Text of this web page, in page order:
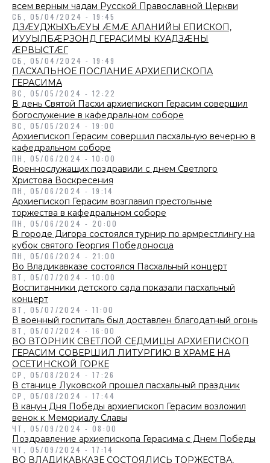
всем верным чадам Русской Православной Церкви
СБ, 05/04/2024 - 19:45
ДЗÆУДЖЫХЪÆУЫ ÆМÆ АЛАНИЙЫ ЕПИСКОП,
ИУУЫЛБÆРЗОНД ГЕРАСИМЫ КУАДЗÆНЫ
ÆРВЫСТÆГ
СБ, 05/04/2024 - 19:49
ПАСХАЛЬНОЕ ПОСЛАНИЕ АРХИЕПИСКОПА
ГЕРАСИМА
ВС, 05/05/2024 - 12:22
В день Святой Пасхи архиепископ Герасим совершил
богослужение в кафедральном соборе
ВС, 05/05/2024 - 19:00
Архиепископ Герасим совершил пасхальную вечерню в
кафедральном соборе
ПН, 05/06/2024 - 10:00
Военнослужащих поздравили с днем Светлого
Христова Воскресения
ПН, 05/06/2024 - 19:14
Архиепископ Герасим возглавил престольные
торжества в кафедральном соборе
ПН, 05/06/2024 - 20:00
В городе Дигора состоялся турнир по армрестлингу на
кубок святого Георгия Победоносца
ПН, 05/06/2024 - 21:00
Во Владикавказе состоялся Пасхальный концерт
ВТ, 05/07/2024 - 10:00
Воспитанники детского сада показали пасхальный
концерт
ВТ, 05/07/2024 - 11:00
В военный госпиталь был доставлен благодатный огонь
ВТ, 05/07/2024 - 16:00
ВО ВТОРНИК СВЕТЛОЙ СЕДМИЦЫ АРХИЕПИСКОП
ГЕРАСИМ СОВЕРШИЛ ЛИТУРГИЮ В ХРАМЕ НА
ОСЕТИНСКОЙ ГОРКЕ
СР, 05/08/2024 - 17:26
В станице Луковской прошел пасхальный праздник
СР, 05/08/2024 - 17:44
В канун Дня Победы архиепископ Герасим возложил
венок к Мемориалу Славы
ЧТ, 05/09/2024 - 08:00
Поздравление архиепископа Герасима с Днем Победы
ЧТ, 05/09/2024 - 17:14
ВО ВЛАДИКАВКАЗЕ СОСТОЯЛИСЬ ТОРЖЕСТВА,